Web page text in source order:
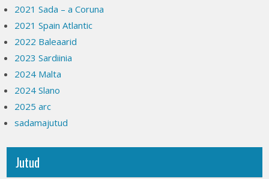
2021 Sada – a Coruna
2021 Spain Atlantic
2022 Baleaarid
2023 Sardiinia
2024 Malta
2024 Slano
2025 arc
sadamajutud
Jutud